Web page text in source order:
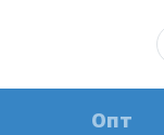
Опт